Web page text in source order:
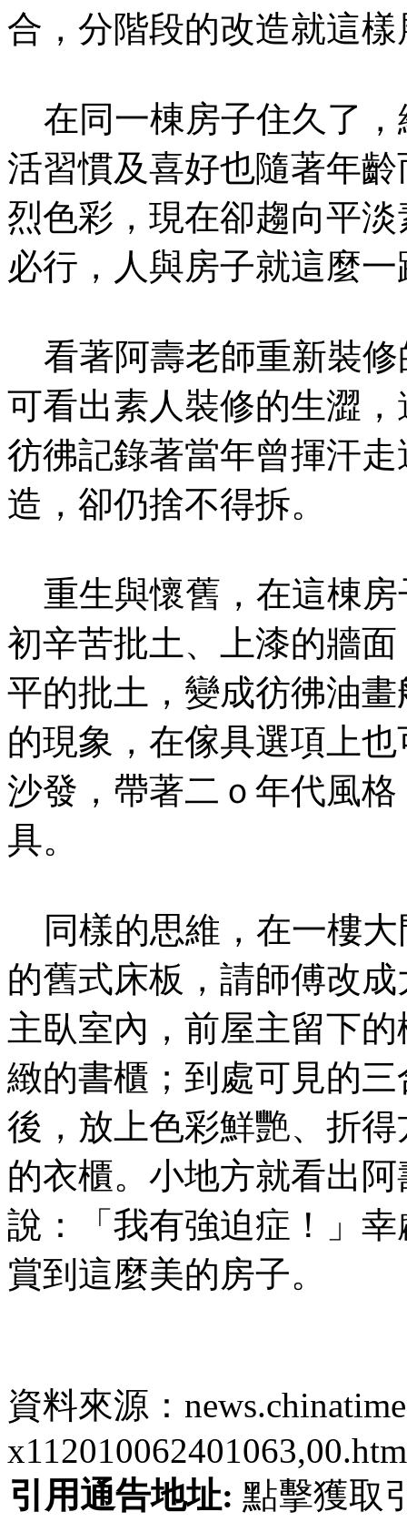
合，分階段的改造就這樣
在同一棟房子住久了，
活習慣及喜好也隨著年
烈色彩，現在卻趨向平
必行，人與房子就這麼
看著阿壽老師重新裝修
可看出素人裝修的生澀
彷彿記錄著當年曾揮汗
造，卻仍捨不得拆。
重生與懷舊，在這棟房
初辛苦批土、上漆的牆
平的批土，變成彷彿油
的現象，在傢具選項上
沙發，帶著二ｏ年代風
具。
同樣的思維，在一樓大
的舊式床板，請師傅改
主臥室內，前屋主留下
緻的書櫃；到處可見的
後，放上色彩鮮艷、折
的衣櫃。小地方就看出
說：「我有強迫症！」
賞到這麼美的房子。
資料來源：
引用通告地址: 點擊獲取